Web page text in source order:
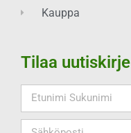
Kauppa
Tilaa uutiskirje